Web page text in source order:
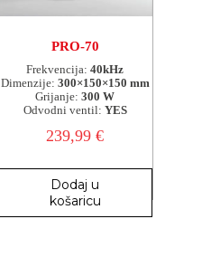
PRO-70
Frekvencija: 40kHz
Dimenzije: 300×150×150 mm
Grijanje: 300 W
Odvodni ventil: YES
239,99€
Dodaj u
košaricu